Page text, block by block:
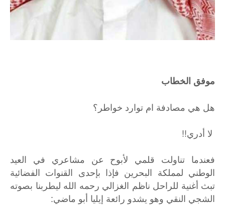
موفق الخطاب
هل هي مصادفة ام توارد خواطر؟
لا أدري!!
فعندما تناولت قلمي لأبوح عن مشاعري في العيد
الوطني لمملكة البحرين فإذا بإحدى القنوات الفضائية
تبث أغنية للراحل ناظم الغزالي رحمه الله ليطربنا بصوته
الشجي النقي وهو يشدو رائعة إيليا أبو ماضي: